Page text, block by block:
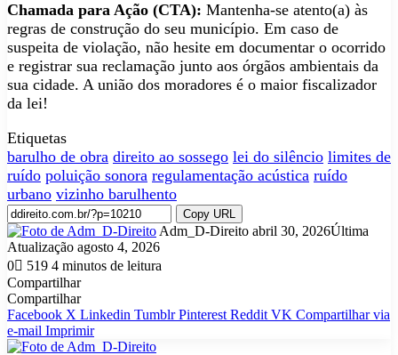
Chamada para Ação (CTA): Mantenha-se atento(a) às
regras de construção do seu município. Em caso de
suspeita de violação, não hesite em documentar o ocorrido
e registrar sua reclamação junto aos órgãos ambientais da
sua cidade. A união dos moradores é o maior fiscalizador
da lei!
Etiquetas
barulho de obra direito ao sossego lei do silêncio limites de
ruído poluição sonora regulamentação acústica ruído
urbano vizinho barulhento
Copy URL
Adm_D-Direito Mande
abril 30, 2026Última
Atualização agosto 4, 2026
0
519 4 minutos de leitura
Compartilhar
Facebook
X
Linkedin
Tumblr
Pinterest
Reddit
VK
OK
Pocket
Skype
Messenger
Messenger
WhatsApp
Telegram
Viber
Line
Compartilhar
via
e-
mail
Imprimir
Compartilhar
Facebook X Linkedin Tumblr Pinterest Reddit VK Compartilhar via
e-mail Imprimir